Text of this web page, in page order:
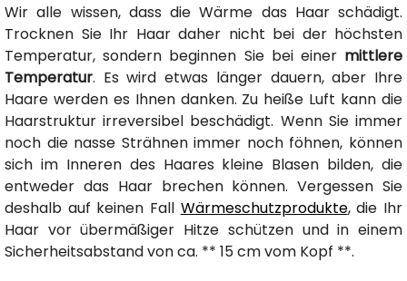
Wir alle wissen, dass die Wärme das Haar schädigt.
Trocknen Sie Ihr Haar daher nicht bei der höchsten
Temperatur, sondern beginnen Sie bei einer mittlere
Temperatur. Es wird etwas länger dauern, aber Ihre
Haare werden es Ihnen danken. Zu heiße Luft kann die
Haarstruktur irreversibel beschädigt. Wenn Sie immer
noch die nasse Strähnen immer noch föhnen, können
sich im Inneren des Haares kleine Blasen bilden, die
entweder das Haar brechen können. Vergessen Sie
deshalb auf keinen Fall Wärmeschutzprodukte, die Ihr
Haar vor übermäßiger Hitze schützen und in einem
Sicherheitsabstand von ca. ** 15 cm vom Kopf **.